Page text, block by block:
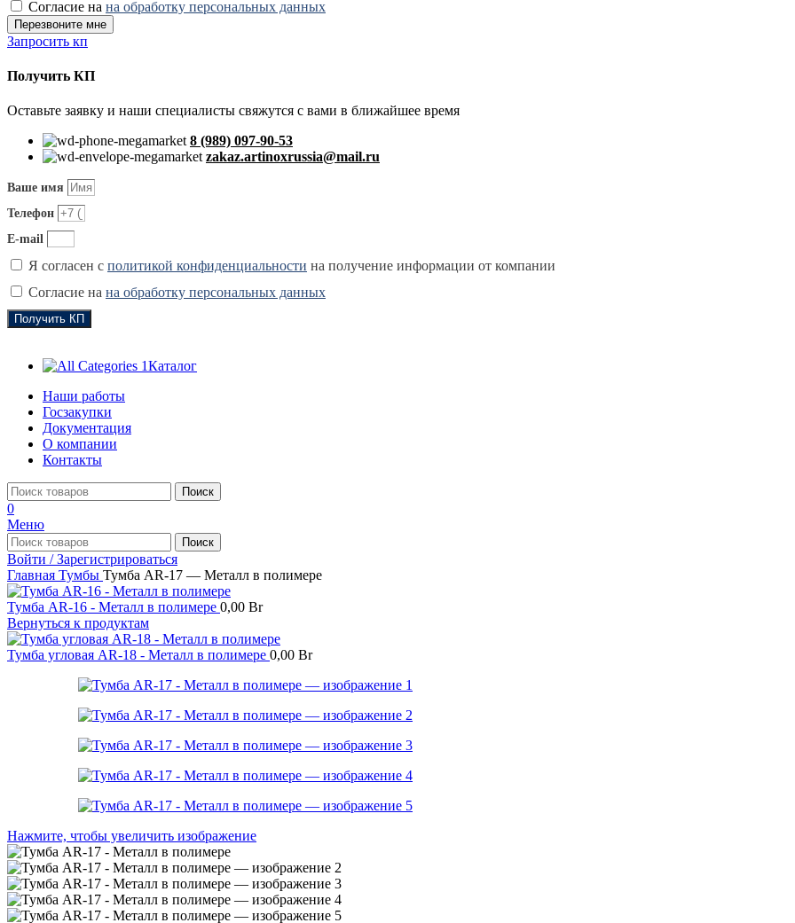
Согласие на на обработку персональных данных
Перезвоните мне
Запросить кп
Получить КП
Оставьте заявку и наши специалисты свяжутся с вами в ближайшее время
8 (989) 097-90-53
zakaz.artinoxrussia@mail.ru
Ваше имя
Телефон
E-mail
Я согласен с политикой конфиденциальности на получение информации от компании
Согласие на на обработку персональных данных
Получить КП
Каталог
Наши работы
Госзакупки
Документация
О компании
Контакты
Поиск
0
Меню
Поиск
Войти / Зарегистрироваться
Главная Тумбы Тумба AR-17 — Металл в полимере
Тумба AR-16 - Металл в полимере 0,00 Br
Вернуться к продуктам
Тумба угловая AR-18 - Металл в полимере 0,00 Br
Нажмите, чтобы увеличить изображение